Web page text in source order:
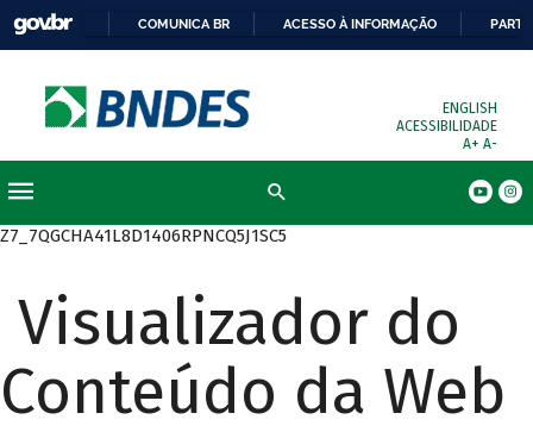
COMUNICA BR ACESSO À INFORMAÇÃO
ENGLISH
ACESSIBILIDADE
A+ A-
Z7_7QGCHA41L8D1406RPNCQ5J1SC5
Visualizador do
Conteúdo da Web